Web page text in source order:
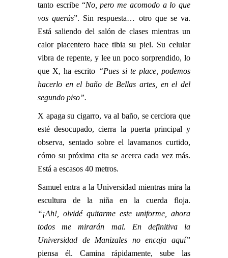
tanto escribe “No, pero me acomodo a lo que
vos querás”. Sin respuesta… otro que se va.
Está saliendo del salón de clases mientras un
calor placentero hace tibia su piel. Su celular
vibra de repente, y lee un poco sorprendido, lo
que X, ha escrito “Pues si te place, podemos
hacerlo en el baño de Bellas artes, en el del
segundo piso”.
X apaga su cigarro, va al baño, se cerciora que
esté desocupado, cierra la puerta principal y
observa, sentado sobre el lavamanos curtido,
cómo su próxima cita se acerca cada vez más.
Está a escasos 40 metros.
Samuel entra a la Universidad mientras mira la
escultura de la niña en la cuerda floja.
“¡Ah!, olvidé quitarme este uniforme, ahora
todos me mirarán mal. En definitiva la
Universidad de Manizales no encaja aquí”
piensa él. Camina rápidamente, sube las